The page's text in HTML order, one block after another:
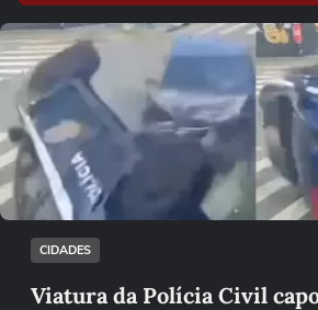
Ops!
Não foi possível reproduzir
Tentar novamente
CIDADES
Viatura da Polícia Civil